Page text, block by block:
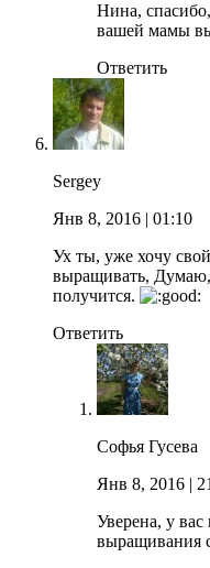
Нина,
вашей мамы
Ответить
Sergey
Янв 8, 2016 | 01:10
Ух ты, уже хочу
выращивать,
получится.
Ответить
Софья Гусева
Янв 8, 2016 |
Уверена, у
выращивания